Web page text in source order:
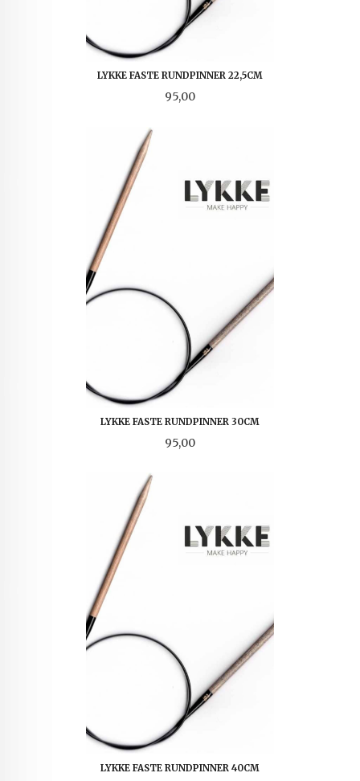
LYKKE FASTE RUNDPINNER 22,5CM
Pris
95,00
LYKKE FASTE RUNDPINNER 30CM
Pris
95,00
LYKKE FASTE RUNDPINNER 40CM